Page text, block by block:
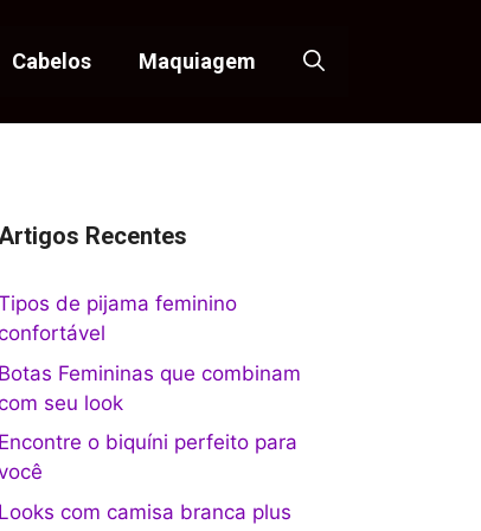
Cabelos Maquiagem
Recentes
de pijama feminino
Botas Femininas que combinam
seu look
Encontre o biquíni perfeito para
Looks com camisa branca plus